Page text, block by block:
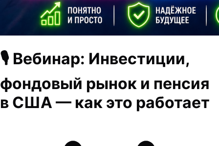
🎙 Вебинар: Инвестиции,
фондовый рынок и пенсия
в США — как это работает